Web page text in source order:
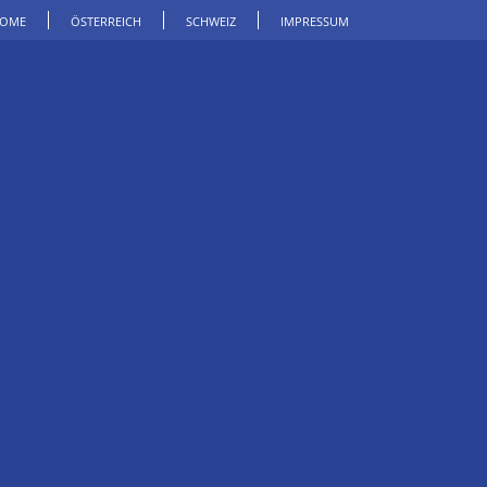
ÖSTERREICH SCHWEIZ IMPRESSUM